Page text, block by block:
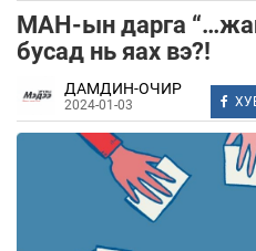
МАН-ын дарга
бусад нь яах вэ?!
ДАМДИН-ОЧИР
2024-01-03